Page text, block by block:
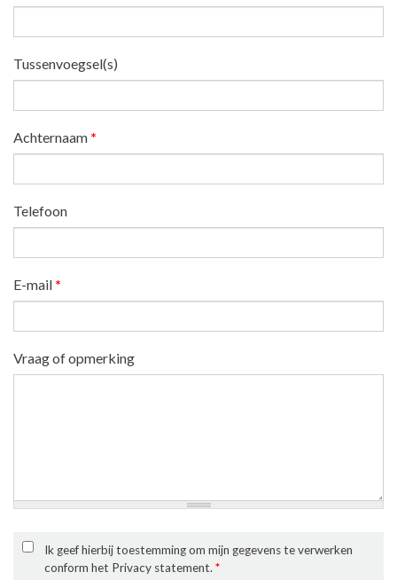
Tussenvoegsel(s)
Achternaam *
Telefoon
E-mail *
Vraag of opmerking
Ik geef hierbij toestemming om mijn gegevens te verwerken
conform het Privacy statement.*